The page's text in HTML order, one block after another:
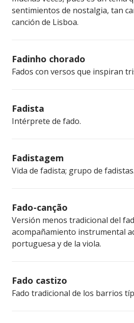
sentimientos de nostalgia, tan
canción de Lisboa.
Fadinho chorado
Fados con versos que inspiran
Fadista
Intérprete de fado.
Fadistagem
Vida de fadista; grupo de fadistas.
Fado-canção
Versión menos tradicional del
acompañamiento instrumental
portuguesa y de la viola.
Fado castizo
Fado tradicional de los barrios